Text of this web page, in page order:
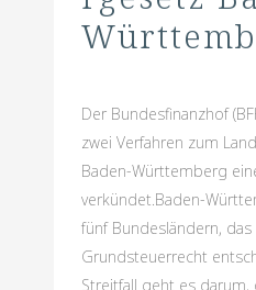
Der Bundesfinanzhof
zwei Verfahren zum
Baden-Württemberg
verkündet.Baden-
fünf Bundesländern,
Grundsteuerrecht
Streitfall geht es